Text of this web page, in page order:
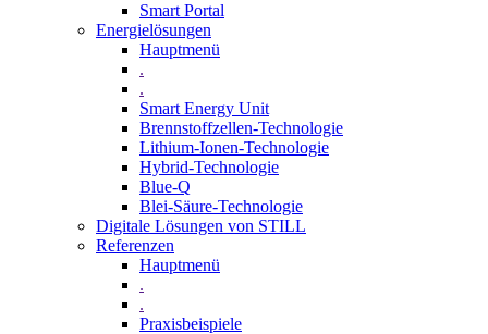
Smart Portal
Energielösungen
Hauptmenü
.
.
Smart Energy Unit
Brennstoffzellen-Technologie
Lithium-Ionen-Technologie
Hybrid-Technologie
Blue-Q
Blei-Säure-Technologie
Digitale Lösungen von STILL
Referenzen
Hauptmenü
.
.
Praxisbeispiele